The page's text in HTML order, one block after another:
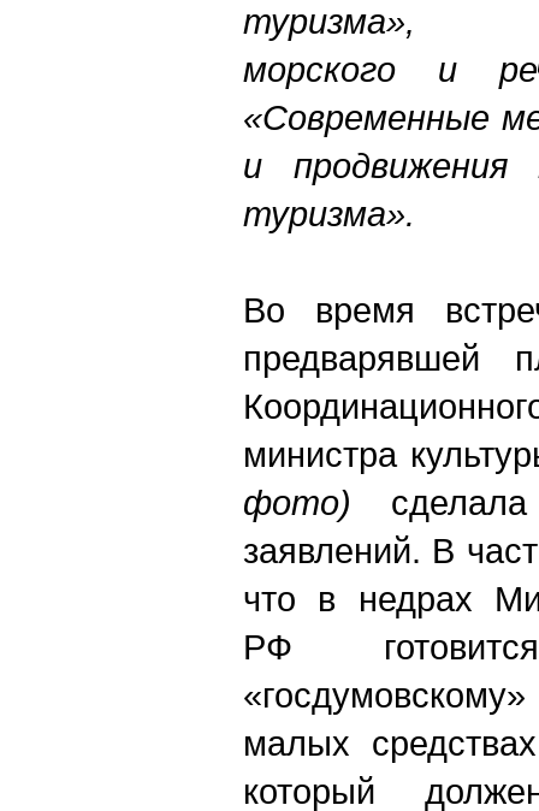
туризма»,
морского и
«Современные
и продвижения
туризма».
Во время
предварявшей
министра
фото)
заявлений. В
что в недрах
РФ
малых
который